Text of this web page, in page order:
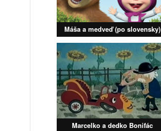
Máša a medveď (po slovensky)
Marcelko a dedko Bonifác